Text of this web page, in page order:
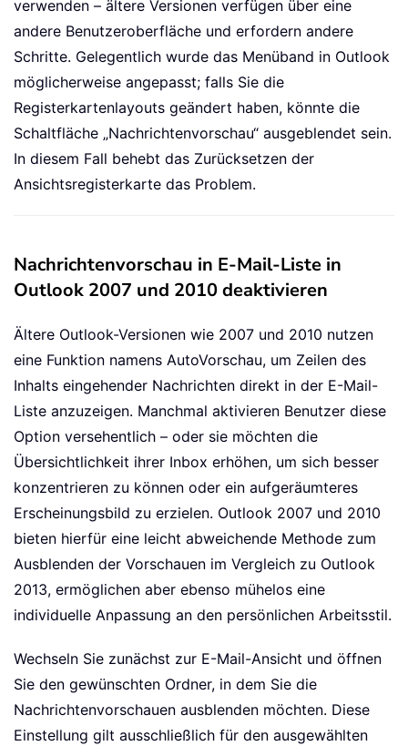
verwenden – ältere Versionen verfügen über eine
andere Benutzeroberfläche und erfordern andere
Schritte. Gelegentlich wurde das Menüband in Outlook
möglicherweise angepasst; falls Sie die
Registerkartenlayouts geändert haben, könnte die
Schaltfläche „Nachrichtenvorschau“ ausgeblendet sein.
In diesem Fall behebt das Zurücksetzen der
Ansichtsregisterkarte das Problem.
Nachrichtenvorschau in E-Mail-Liste in
Outlook 2007 und 2010 deaktivieren
Ältere Outlook-Versionen wie 2007 und 2010 nutzen
eine Funktion namens AutoVorschau, um Zeilen des
Inhalts eingehender Nachrichten direkt in der E-Mail-
Liste anzuzeigen. Manchmal aktivieren Benutzer diese
Option versehentlich – oder sie möchten die
Übersichtlichkeit ihrer Inbox erhöhen, um sich besser
konzentrieren zu können oder ein aufgeräumteres
Erscheinungsbild zu erzielen. Outlook 2007 und 2010
bieten hierfür eine leicht abweichende Methode zum
Ausblenden der Vorschauen im Vergleich zu Outlook
2013, ermöglichen aber ebenso mühelos eine
individuelle Anpassung an den persönlichen Arbeitsstil.
Wechseln Sie zunächst zur E-Mail-Ansicht und öffnen
Sie den gewünschten Ordner, in dem Sie die
Nachrichtenvorschauen ausblenden möchten. Diese
Einstellung gilt ausschließlich für den ausgewählten